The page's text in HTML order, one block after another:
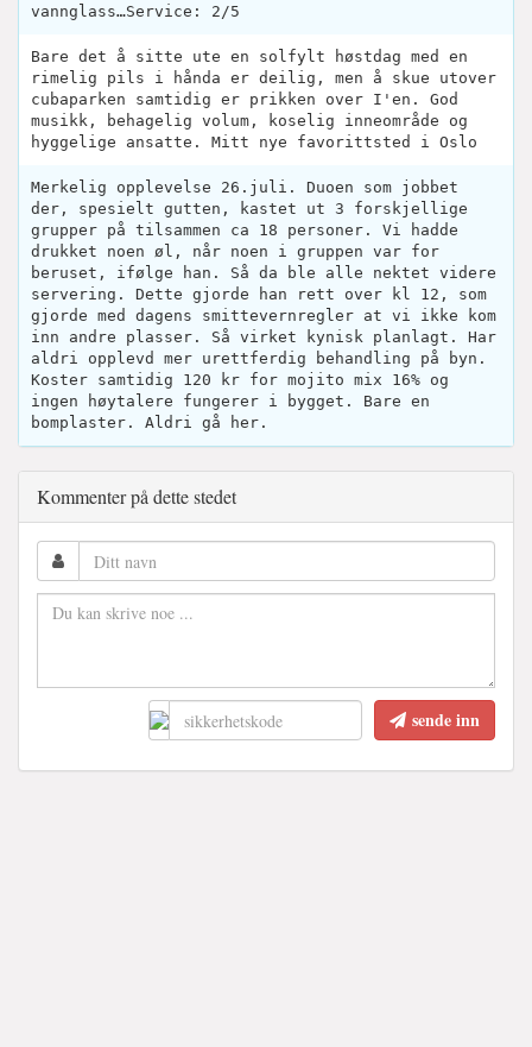
vannglass…Service: 2/5
Bare det å sitte ute en solfylt høstdag med en
rimelig pils i hånda er deilig, men å skue utover
cubaparken samtidig er prikken over I'en. God
musikk, behagelig volum, koselig inneområde og
hyggelige ansatte. Mitt nye favorittsted i Oslo
Merkelig opplevelse 26.juli. Duoen som jobbet
der, spesielt gutten, kastet ut 3 forskjellige
grupper på tilsammen ca 18 personer. Vi hadde
drukket noen øl, når noen i gruppen var for
beruset, ifølge han. Så da ble alle nektet videre
servering. Dette gjorde han rett over kl 12, som
gjorde med dagens smittevernregler at vi ikke kom
inn andre plasser. Så virket kynisk planlagt. Har
aldri opplevd mer urettferdig behandling på byn.
Koster samtidig 120 kr for mojito mix 16% og
ingen høytalere fungerer i bygget. Bare en
bomplaster. Aldri gå her.
Kommenter på dette stedet
sende inn